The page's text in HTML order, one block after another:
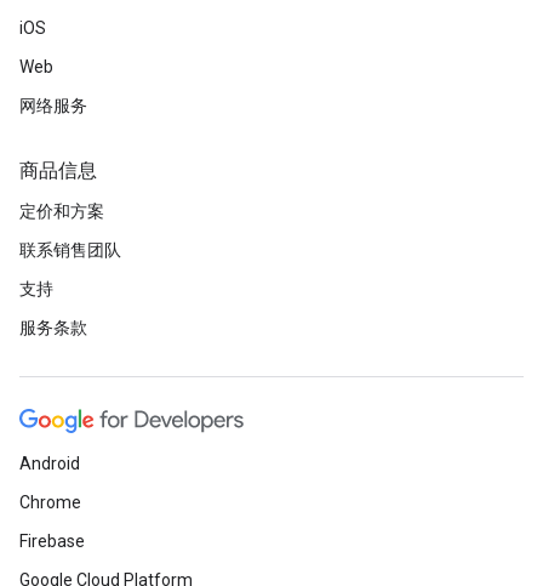
iOS
Web
网络服务
商品信息
定价和方案
联系销售团队
支持
服务条款
Android
Chrome
Firebase
Google Cloud Platform